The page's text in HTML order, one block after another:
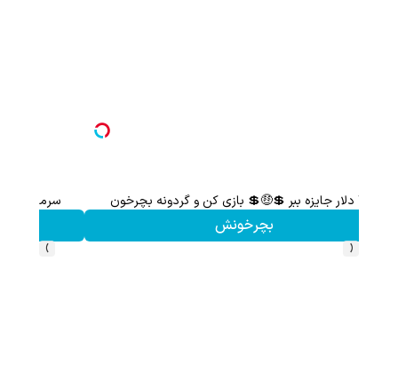
با این دمنوش گیاهی، دیگه نگران کبد چرب نباش!
تخفیف ویژه!
‹
›